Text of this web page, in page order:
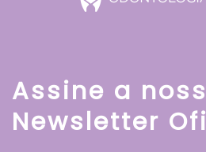
Assine a
Newsletter